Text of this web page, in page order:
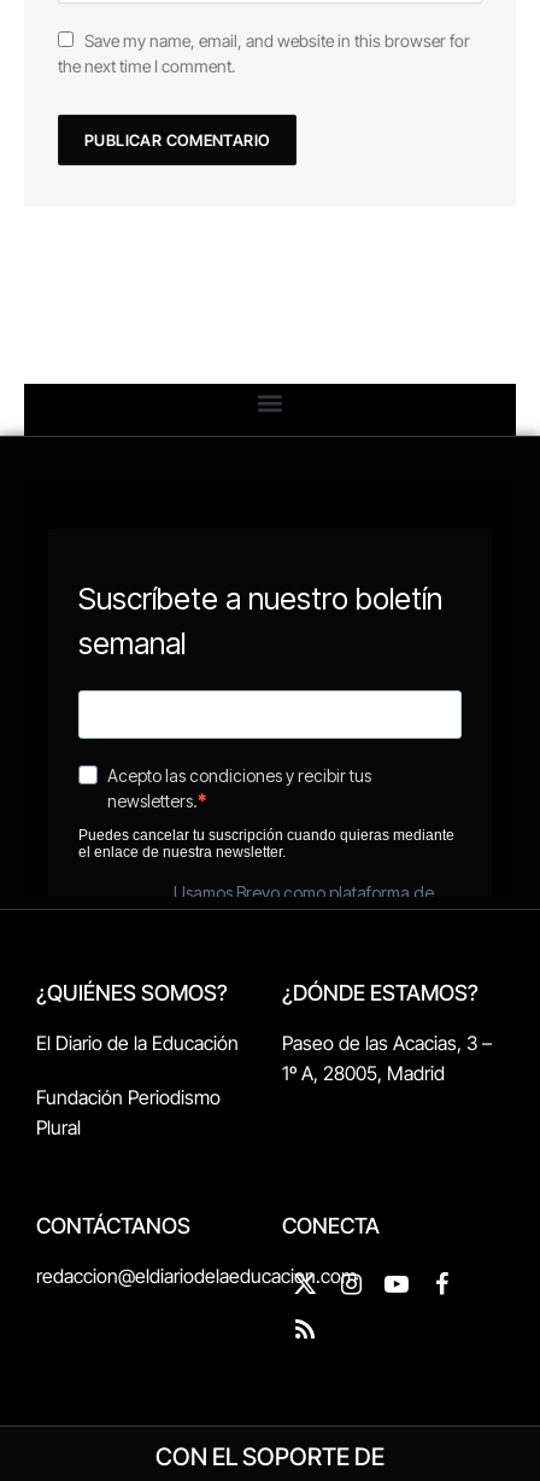
Save my name, email, and website in this browser for
the next time I comment.
¿QUIÉNES SOMOS?
El Diario de la Educación
Fundación Periodismo
Plural
¿DÓNDE ESTAMOS?
Paseo de las Acacias, 3 –
1º A, 28005, Madrid
CONTÁCTANOS
redaccion@eldiariodelaeducacion.com
CONECTA
X
(Twitter)
InstagramYouTubeFacebook
RSS
CON EL SOPORTE DE